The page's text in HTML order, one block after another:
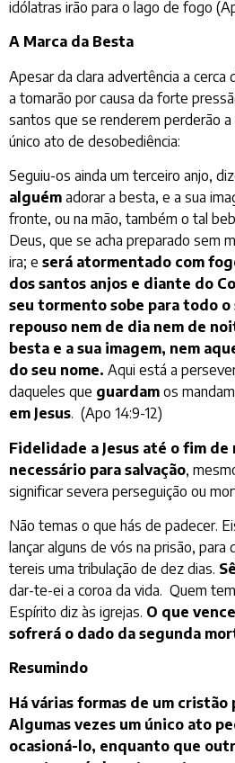
idólatras irão para o lago de fogo
A Marca da Besta
Apesar da clara advertência a cerca
a tomarão por causa da forte
santos que se renderem perderão
único ato de desobediência:
Seguiu-os ainda um terceiro anjo,
alguém adorar a besta, e a sua
fronte, ou na mão, também o tal
Deus, que se acha preparado sem
ira; e será atormentado com
dos santos anjos e diante do
seu tormento sobe para todo o
repouso nem de dia nem de
besta e a sua imagem, nem
do seu nome. Aqui está a
daqueles que guardam os
em Jesus. (Apo 14:9-12)
Fidelidade a Jesus até o fim de
necessário para salvação,
significar severa perseguição ou
Não temas o que hás de padecer.
lançar alguns de vós na prisão,
tereis uma tribulação de dez dias.
dar-te-ei a coroa da vida. Quem
Espírito diz às igrejas. O que
sofrerá o dado da segunda
Resumindo
Há várias formas de um cristão
Algumas vezes um único ato
ocasioná-lo, enquanto que